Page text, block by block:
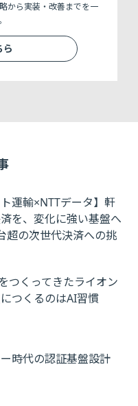
ト運輸×NTTデータ】軒
を、変化に強い基盤へ
超の次世代決済への挑
つくってきたライオン
つくるのはAI習慣
時代の認証基盤設計
から実装・改善までを一
ら